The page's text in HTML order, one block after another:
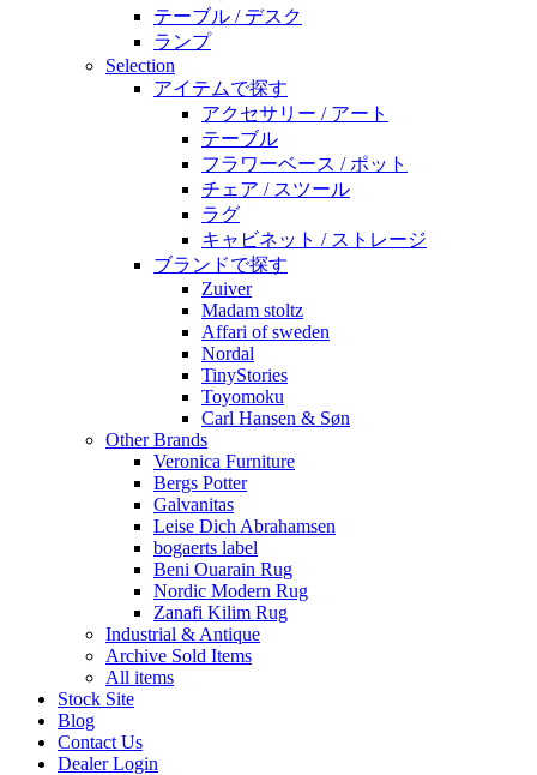
テーブル / デスク
ランプ
Selection
アイテムで探す
アクセサリー / アート
テーブル
フラワーベース / ポット
チェア / スツール
ラグ
キャビネット / ストレージ
ブランドで探す
Zuiver
Madam stoltz
Affari of sweden
Nordal
TinyStories
Toyomoku
Carl Hansen & Søn
Other Brands
Veronica Furniture
Bergs Potter
Galvanitas
Leise Dich Abrahamsen
bogaerts label
Beni Ouarain Rug
Nordic Modern Rug
Zanafi Kilim Rug
Industrial & Antique
Archive Sold Items
All items
Stock Site
Blog
Contact Us
Dealer Login